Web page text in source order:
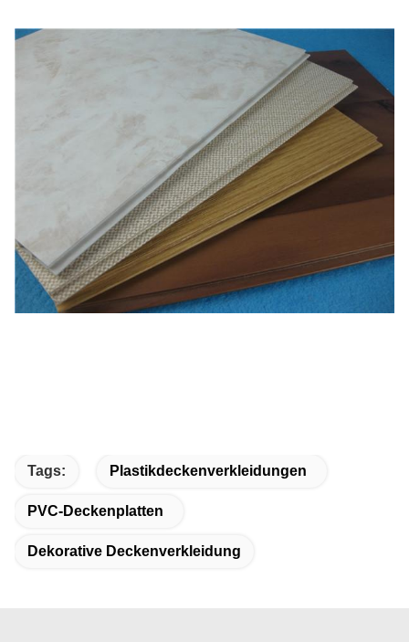
Tags: Plastikdeckenverkleidungen
PVC-Deckenplatten
Dekorative Deckenverkleidung